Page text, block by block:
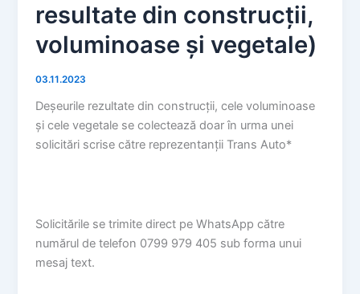
resultate din construcții,
voluminoase și vegetale)
03.11.2023
Deșeurile rezultate din construcții, cele voluminoase
și cele vegetale se colectează doar în urma unei
solicitări scrise către reprezentanții Trans Auto*
Solicitările se trimite direct pe WhatsApp către
numărul de telefon 0799 979 405 sub forma unui
mesaj text.